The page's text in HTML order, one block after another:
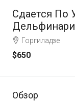
Сдается По
Горгиладзе
$650
Обзор